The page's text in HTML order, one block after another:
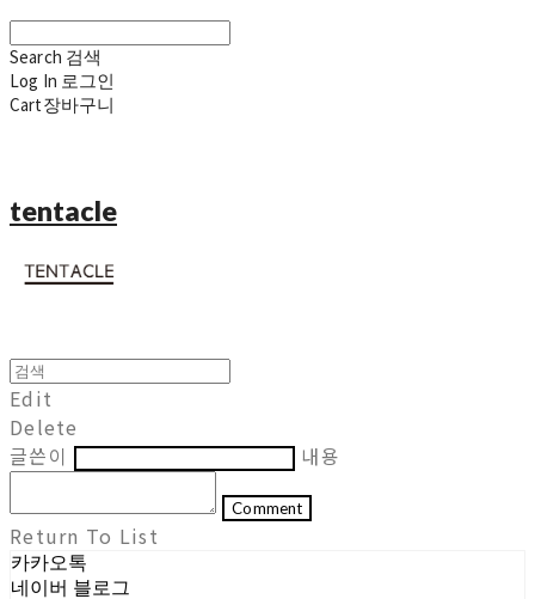
Search 검색
Log In 로그인
Cart장바구니
tentacle
Edit
Delete
글쓴이
내용
Comment
Return To List
카카오톡
네이버 블로그